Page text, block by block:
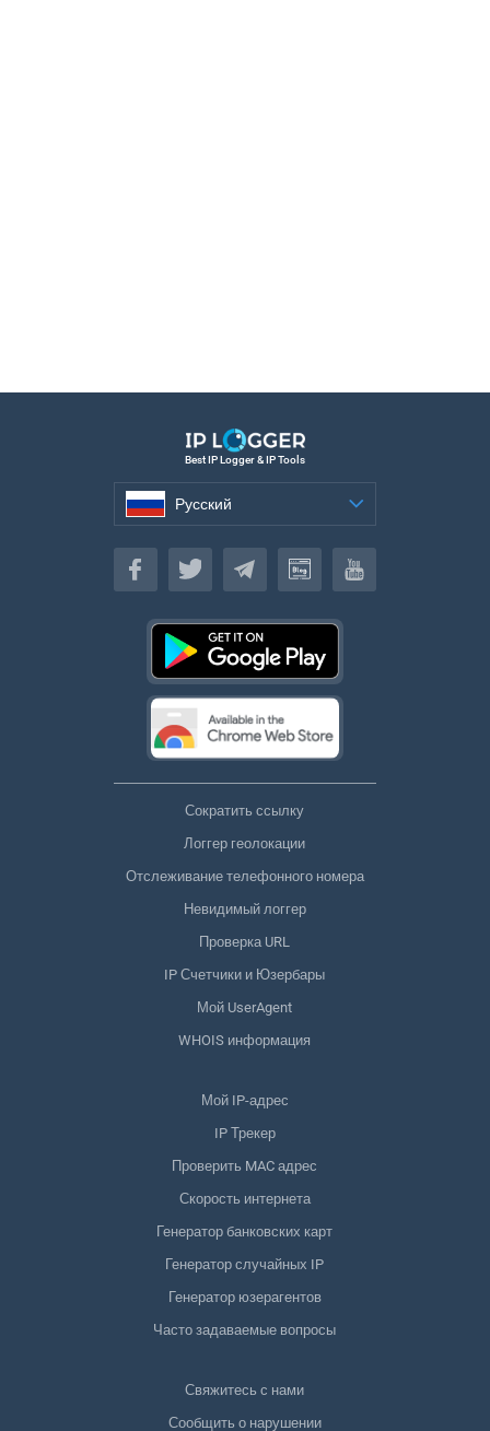
Best IP Logger & IP Tools
Русский
Русский
Сократить ссылку
Логгер геолокации
Отслеживание телефонного номера
Невидимый логгер
Проверка URL
IP Счетчики и Юзербары
Мой UserAgent
WHOIS информация
Мой IP-адрес
IP Трекер
Проверить MAC адрес
Скорость интернета
Генератор банковских карт
Генератор случайных IP
Генератор юзерагентов
Часто задаваемые вопросы
Свяжитесь с нами
Сообщить о нарушении